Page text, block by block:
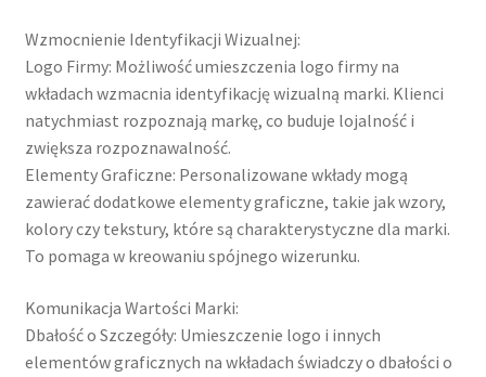
Wzmocnienie Identyfikacji Wizualnej:
Logo Firmy: Możliwość umieszczenia logo firmy na
wkładach wzmacnia identyfikację wizualną marki. Klienci
natychmiast rozpoznają markę, co buduje lojalność i
zwiększa rozpoznawalność.
Elementy Graficzne: Personalizowane wkłady mogą
zawierać dodatkowe elementy graficzne, takie jak wzory,
kolory czy tekstury, które są charakterystyczne dla marki.
To pomaga w kreowaniu spójnego wizerunku.
Komunikacja Wartości Marki:
Dbałość o Szczegóły: Umieszczenie logo i innych
elementów graficznych na wkładach świadczy o dbałości o